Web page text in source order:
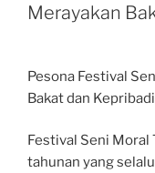
Merayakan
Pesona Festival
Bakat dan
Festival Seni Moral
tahunan yang